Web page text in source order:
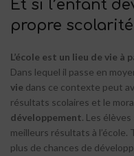
Et si l’enfant
propre scolarité
L’école est un lieu de vie à
Dans lequel il passe en
vie dans ce contexte peut
résultats scolaires et le
développement. Les
meilleurs résultats à
plus de chances de